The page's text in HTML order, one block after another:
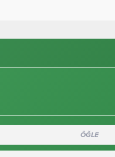
ÖĞLE